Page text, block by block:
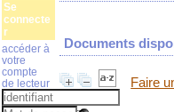
Documents
Faire
Se
connecte
r
accéder à
votre
compte
de lecteur